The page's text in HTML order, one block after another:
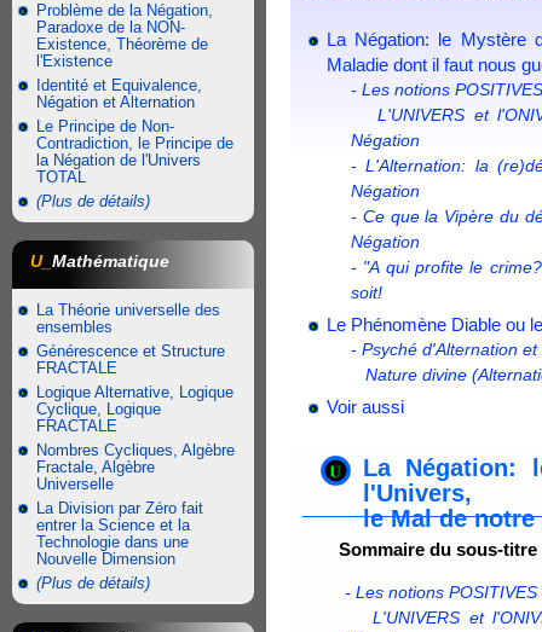
Problème de la Négation,
Paradoxe de la NON-
Existence, Théorème de
l'Existence
Identité et Equivalence,
Négation et Alternation
Le Principe de Non-
Contradiction, le Principe de
la Négation de l'Univers
TOTAL
(Plus de détails)
U_ Mathématique
La Théorie universelle des
ensembles
Générescence et Structure
FRACTALE
Logique Alternative, Logique
Cyclique, Logique
FRACTALE
Nombres Cycliques, Algèbre
Fractale, Algèbre
Universelle
La Division par Zéro fait
entrer la Science et la
Technologie dans une
Nouvelle Dimension
(Plus de détails)
La Négation: le Mystère
Maladie dont il faut nous
- Les notions
L'UNIVERS et
Négation
- L'Alternation: la
Négation
- Ce que la Vipère du
Négation
- "A qui profite le
soit!
Le Phénomène Diable ou
- Psyché d'Alternation
Nature divine
Voir aussi
La Négation:
l'Univers,
le Mal de
Sommaire du sous-titre
- Les notions
L'UNIVERS et